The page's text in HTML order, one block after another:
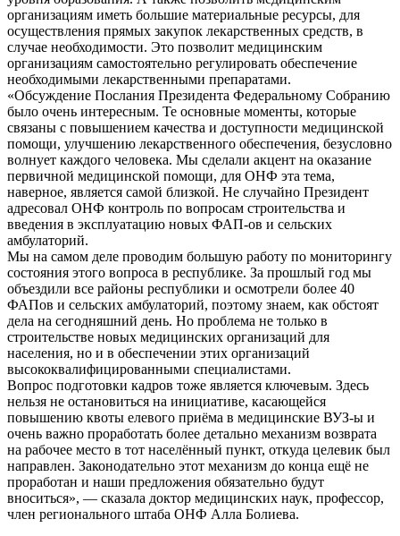
организациям иметь большие материальные ресурсы, для
осуществления прямых закупок лекарственных средств, в
случае необходимости. Это позволит медицинским
организациям самостоятельно регулировать обеспечение
необходимыми лекарственными препаратами.
«Обсуждение Послания Президента Федеральному Собранию
было очень интересным. Те основные моменты, которые
связаны с повышением качества и доступности медицинской
помощи, улучшению лекарственного обеспечения, безусловно
волнует каждого человека. Мы сделали акцент на оказание
первичной медицинской помощи, для ОНФ эта тема,
наверное, является самой близкой. Не случайно Президент
адресовал ОНФ контроль по вопросам строительства и
введения в эксплуатацию новых ФАП-ов и сельских
амбулаторий.
Мы на самом деле проводим большую работу по мониторингу
состояния этого вопроса в республике. За прошлый год мы
объездили все районы республики и осмотрели более 40
ФАПов и сельских амбулаторий, поэтому знаем, как обстоят
дела на сегодняшний день. Но проблема не только в
строительстве новых медицинских организаций для
населения, но и в обеспечении этих организаций
высококвалифицированными специалистами.
Вопрос подготовки кадров тоже является ключевым. Здесь
нельзя не остановиться на инициативе, касающейся
повышению квоты елевого приёма в медицинские ВУЗ-ы и
очень важно проработать более детально механизм возврата
на рабочее место в тот населённый пункт, откуда целевик был
направлен. Законодательно этот механизм до конца ещё не
проработан и наши предложения обязательно будут
вноситься», — сказала доктор медицинских наук, профессор,
член регионального штаба ОНФ Алла Болиева.